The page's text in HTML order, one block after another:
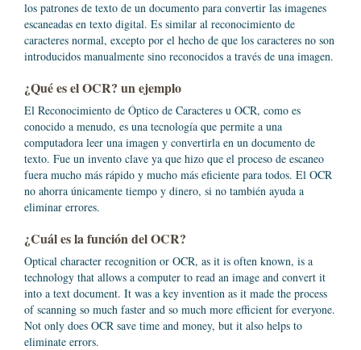
los patrones de texto de un documento para convertir las imagenes
escaneadas en texto digital. Es similar al reconocimiento de
caracteres normal, excepto por el hecho de que los caracteres no son
introducidos manualmente sino reconocidos a través de una imagen.
¿Qué es el OCR? un ejemplo
El Reconocimiento de Óptico de Caracteres u OCR, como es
conocido a menudo, es una tecnología que permite a una
computadora leer una imagen y convertirla en un documento de
texto. Fue un invento clave ya que hizo que el proceso de escaneo
fuera mucho más rápido y mucho más eficiente para todos. El OCR
no ahorra únicamente tiempo y dinero, si no también ayuda a
eliminar errores.
¿Cuál es la función del OCR?
Optical character recognition or OCR, as it is often known, is a
technology that allows a computer to read an image and convert it
into a text document. It was a key invention as it made the process
of scanning so much faster and so much more efficient for everyone.
Not only does OCR save time and money, but it also helps to
eliminate errors.